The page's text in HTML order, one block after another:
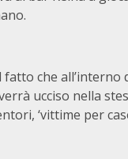
che all’interno
ucciso nella
‘vittime per